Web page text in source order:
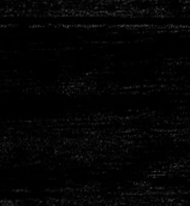
ateliers et mise en scène de pièce de théâtre,
au Lycée : Théâtre au Lycée - Hilaire de
de Bertolt Brecht avec les élèves de 2nde -
Conception, répétitions et création autour de "7
- "Journée de liaison"- Lycée Hilaire de Ch., Chalon/S.
- Théâtre au Lycée Bonaparte - Autun Projet "On
- Projet 20+ "Maupassant, du livre à la scène !" - Lycée
- Projet "Niepce et la photographie" - Lycée Pontus de
- Théâtre amateur - Compagnie Epinac entre en scène -
Danse Mure Natale, danseuse et
ateliers hebdomadaires et stages de danse pour
ESAT de l'APAI - Ateliers hebdomadaires de danse
part de rêve : film inédit sur le travail artistique
conception, de préparation puis de tournage,
, juin 2019, en replay sur le site deFRANCE 3
- Maison des Terroirs - Genouilly Stages de danse